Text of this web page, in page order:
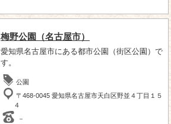
梅野公園（名古屋市）
愛知県名古屋市にある都市公園（街区公園）で
す。
公園
〒468-0045 愛知県名古屋市天白区野並４丁目１５
４
－